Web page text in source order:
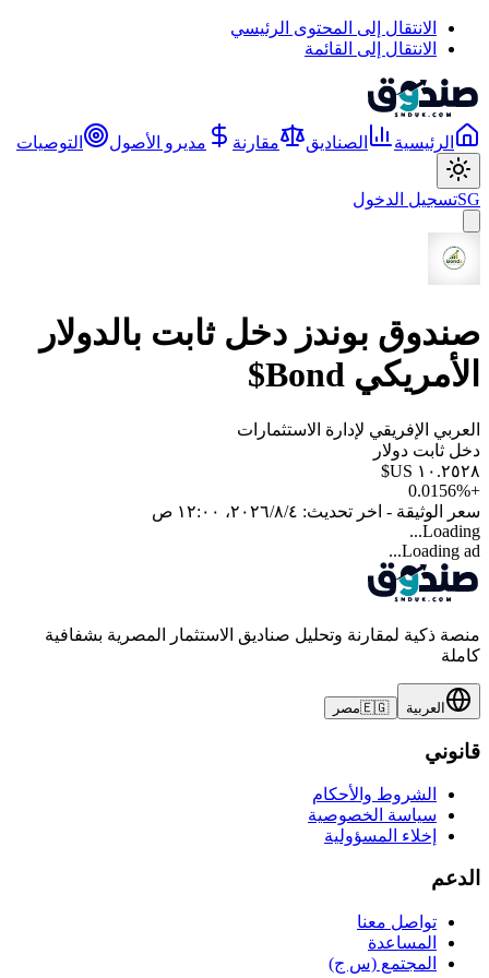
الانتقال إلى المحتوى الرئيسي
الانتقال إلى القائمة
الرئيسية الصناديق مقارنة مديرو الأصول التوصيات
SGتسجيل الدخول
صندوق بوندز دخل ثابت بالدولار
الأمريكي Bond$
العربي الإفريقي لإدارة الاستثمارات
دخل ثابت دولار
+
0.0156%
سعر الوثيقة - اخر تحديث: ٤‏/٨‏/٢٠٢٦، ١٢:٠٠ ص
Loading...
Loading ad...
منصة ذكية لمقارنة وتحليل صناديق الاستثمار المصرية بشفافية
كاملة
العربية 🇪🇬مصر
قانوني
الشروط والأحكام
سياسة الخصوصية
إخلاء المسؤولية
الدعم
تواصل معنا
المساعدة
المجتمع (س ج)